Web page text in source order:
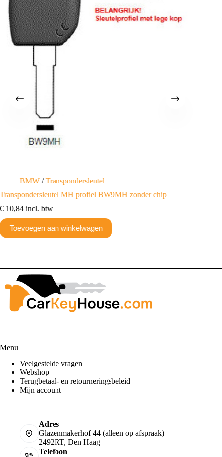
BMW/Transpondersleutel
Transpondersleutel MH profiel BW9MH zonder chip
€ 10,84 incl. btw
Toevoegen aan winkelwagen
Menu
Veelgestelde vragen
Webshop
Terugbetaal- en retourneringsbeleid
Mijn account
Adres
Glazenmakerhof 44 (alleen op afspraak)
2492RT, Den Haag
Telefoon